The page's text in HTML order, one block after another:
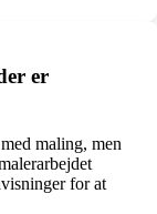
er
maling, men
for at